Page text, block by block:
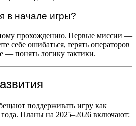
в начале игры?
прохождению. Первые миссии —
себе ошибаться, терять операторов
— понять логику тактики.
поддерживать игру как
Планы на 2025–2026 включают: